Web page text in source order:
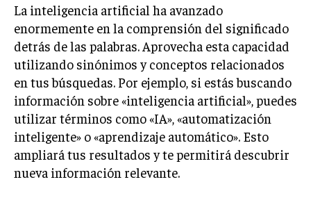
La inteligencia artificial ha avanzado
enormemente en la comprensión del significado
detrás de las palabras. Aprovecha esta capacidad
utilizando sinónimos y conceptos relacionados
en tus búsquedas. Por ejemplo, si estás buscando
información sobre «inteligencia artificial», puedes
utilizar términos como «IA», «automatización
inteligente» o «aprendizaje automático». Esto
ampliará tus resultados y te permitirá descubrir
nueva información relevante.